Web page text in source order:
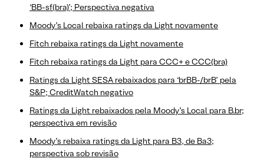
‘BB-sf(bra)’; Perspectiva negativa
Moody’s Local rebaixa ratings da Light novamente
Fitch rebaixa ratings da Light novamente
Fitch rebaixa ratings da Light para CCC+ e CCC(bra)
Ratings da Light SESA rebaixados para ‘brBB-/brB’ pela
S&P; CreditWatch negativo
Ratings da Light rebaixados pela Moody’s Local para B.br;
perspectiva em revisão
Moody’s rebaixa ratings da Light para B3, de Ba3;
perspectiva sob revisão